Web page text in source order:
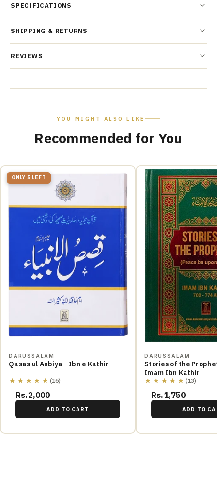
SPECIFICATIONS
SHIPPING & RETURNS
REVIEWS
YOU MIGHT ALSO LIKE
Recommended for You
ONLY 5 LEFT
DARUSSALAM
Qasas ul Anbiya - Ibn e Kathir
★★★★★ (16)
Rs.2,000
ADD TO CART
DARUSSALAM
Stories of the
Imam Ibn Kathir
★★★★★ (13)
Rs.1,750
ADD TO